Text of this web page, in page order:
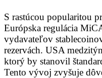
S rastúcou popularitou
Európska regulácia
vydavateľov
rezervách. USA
ktorý by stanovil
Tento vývoj zvyšuje